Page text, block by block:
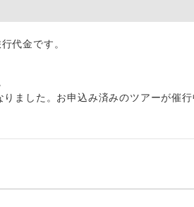
代金です。
ました。お申込み済みのツアーが催
1名様から出発可能な個人型プ
1名様1室利用でも追加料金が